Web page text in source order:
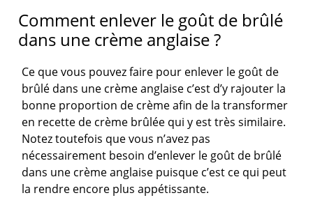
Comment enlever le goût de brûlé
dans une crème anglaise ?
Ce que vous pouvez faire pour enlever le goût de
brûlé dans une crème anglaise c’est d’y rajouter la
bonne proportion de crème afin de la transformer
en recette de crème brûlée qui y est très similaire.
Notez toutefois que vous n’avez pas
nécessairement besoin d’enlever le goût de brûlé
dans une crème anglaise puisque c’est ce qui peut
la rendre encore plus appétissante.